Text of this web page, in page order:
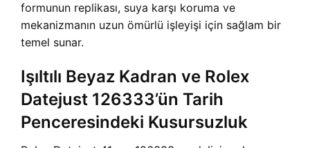
formunun replikası, suya karşı koruma ve
mekanizmanın uzun ömürlü işleyişi için sağlam bir
temel sunar.
Işıltılı Beyaz Kadran ve Rolex
Datejust 126333’ün Tarih
Penceresindeki Kusursuzluk